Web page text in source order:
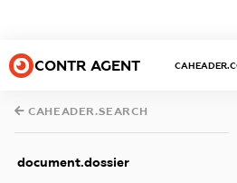
CONTR AGENT
CAHEADER.SEARCH
document.dossier